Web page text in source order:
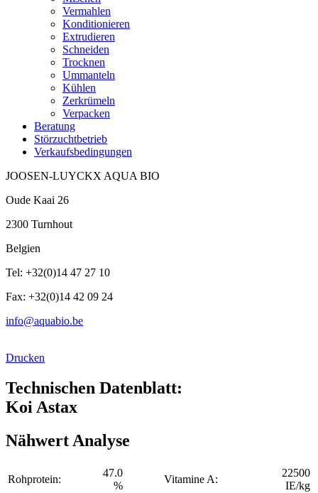
Vermahlen
Konditionieren
Extrudieren
Schneiden
Trocknen
Ummanteln
Kühlen
Zerkrümeln
Verpacken
Beratung
Störzuchtbetrieb
Verkaufsbedingungen
JOOSEN-LUYCKX AQUA BIO
Oude Kaai 26
2300 Turnhout
Belgien
Tel: +32(0)14 47 27 10
Fax: +32(0)14 42 09 24
info@aquabio.be
Drucken
Technischen Datenblatt:
Koi Astax
Nähwert Analyse
Rohprotein:
47.0
%
Vitamine A:
22500
IE/kg